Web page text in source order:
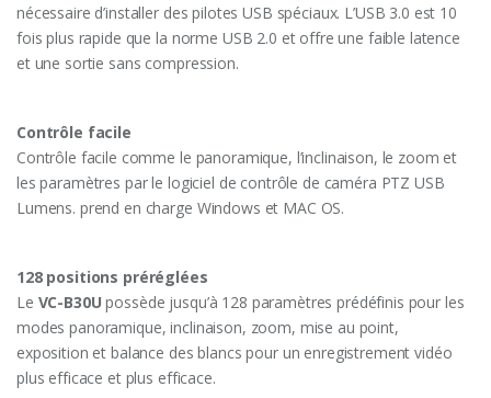
nécessaire d’installer des pilotes USB spéciaux. L’USB 3.0 est 10
fois plus rapide que la norme USB 2.0 et offre une faible latence
et une sortie sans compression.
Contrôle facile
Contrôle facile comme le panoramique, l’inclinaison, le zoom et
les paramètres par le logiciel de contrôle de caméra PTZ USB
Lumens. prend en charge Windows et MAC OS.
128 positions préréglées
Le VC-B30U possède jusqu’à 128 paramètres prédéfinis pour les
modes panoramique, inclinaison, zoom, mise au point,
exposition et balance des blancs pour un enregistrement vidéo
plus efficace et plus efficace.